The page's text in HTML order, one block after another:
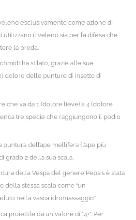
esclusivamente come azione di
utilizzano il veleno sia per la difesa che
la preda.
ha stilato, grazie alle sue
dolore delle punture di insetto di
che va da 1 (dolore lieve) a 4 (dolore
tre specie che raggiungono il podio
dell’ape mellifera (l’ape più
grado 2 della sua scala.
della Vespa del genere Pepsis è stata
della stessa scala come “un
nella vasca idromassaggio”.
proiettile da un valore di “4+”. Per